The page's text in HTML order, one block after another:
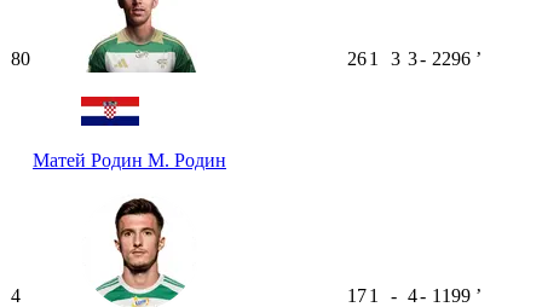
80
Матей Родин М. Родин
261 3 3- 2296 ʼ
4 171 - 4- 1199 ʼ